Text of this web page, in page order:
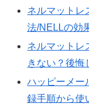
ネルマットレ
法/NELLの効
ネルマットレ
きない？後悔
ハッピーメー
録手順から使